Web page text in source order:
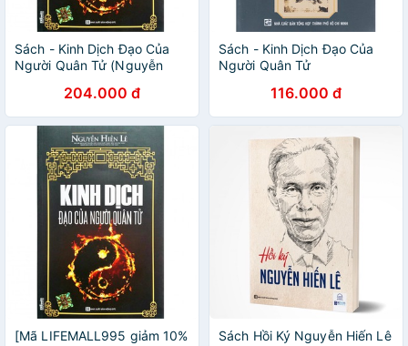
Sách - Kinh Dịch Đạo Của
Người Quân Tử (Nguyễn
204.000 đ
Sách - Kinh Dịch Đạo Của
Người Quân Tử
116.000 đ
[Mã LIFEMALL995 giảm 10%
Sách Hồi Ký Nguyễn Hiến Lê